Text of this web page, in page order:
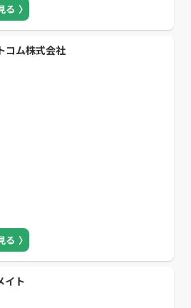
る
コム株式会社
る
イト